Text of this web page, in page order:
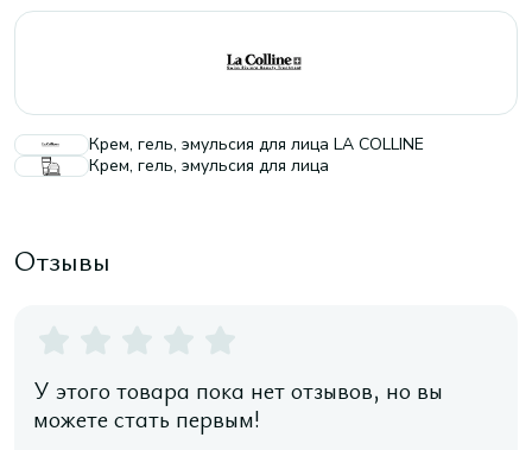
Крем, гель, эмульсия для лица LA COLLINE
Крем, гель, эмульсия для лица
Отзывы
У этого товара пока нет отзывов, но вы
можете стать первым!